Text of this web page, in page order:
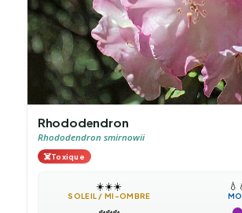
Rhododendron
Rhododendron smirnowii
☠️Toxique
☀️☀️☀️
SOLEIL / MI-OMBRE
💧